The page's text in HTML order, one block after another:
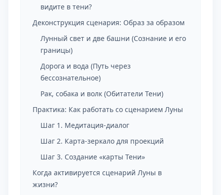
видите в тени?
Деконструкция сценария: Образ за образом
Лунный свет и две башни (Сознание и его
границы)
Дорога и вода (Путь через
бессознательное)
Рак, собака и волк (Обитатели Тени)
Практика: Как работать со сценарием Луны
Шаг 1. Медитация-диалог
Шаг 2. Карта-зеркало для проекций
Шаг 3. Создание «карты Тени»
Когда активируется сценарий Луны в
жизни?